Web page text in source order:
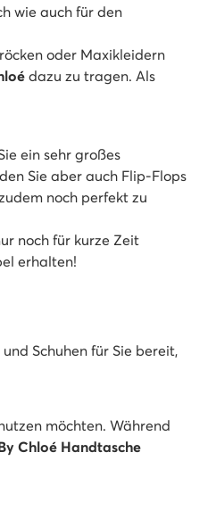
wie auch für den
oder Maxikleidern
dazu zu tragen. Als
ein sehr großes
Sie aber auch Flip-Flops
noch perfekt zu
noch für kurze Zeit
erhalten!
und Schuhen für Sie bereit,
möchten. Während
Chloé Handtasche